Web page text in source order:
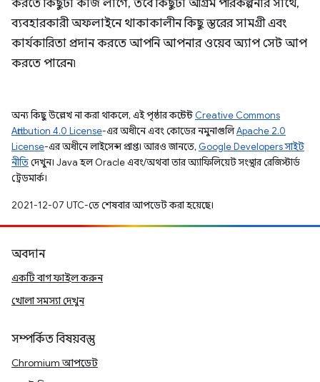
করতে কিছুটা কাজ লাগে, তবে কিছুটা অগ্রিম পরিকল্পনার সাথে,
ব্যবহারকারী অফলাইনে থাকাকালীন কিছু স্তরের সামগ্রী এবং
কার্যকারিতা প্রদান করতে আপনি আপনার ওয়েব অ্যাপ সেট আপ
করতে পারেন৷
অন্য কিছু উল্লেখ না করা থাকলে, এই পৃষ্ঠার কন্টেন্ট Creative Commons
Attribution 4.0 License-এর অধীনে এবং কোডের নমুনাগুলিApache 2.0
License-এর অধীনে লাইসেন্স প্রাপ্ত। আরও জানতে, Google Developers সাইট
নীতিদেখুন। Java হল Oracle এবং/অথবা তার অ্যাফিলিয়েট সংস্থার রেজিস্টার্ড
ট্রেডমার্ক।
2021-12-07 UTC-তে শেষবার আপডেট করা হয়েছে।
অবদান
একটি বাগ ফাইল করুন
খোলা সমস্যা দেখুন
সম্পর্কিত বিষয়বস্তু
Chromium আপডেট